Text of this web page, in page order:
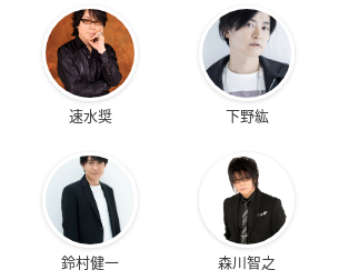
速水奨 下野紘
鈴村健一 森川智之